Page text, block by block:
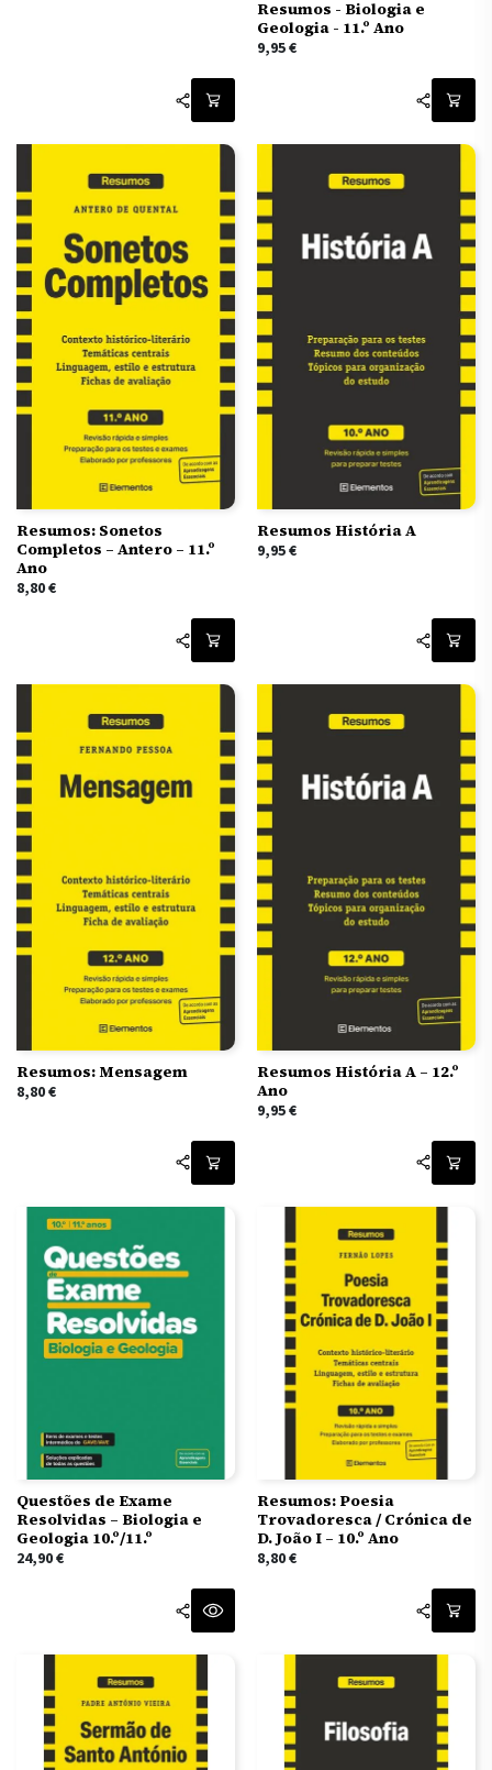
Resumos - Biologia e
Geologia - 11.º Ano
9,95€
Resumos: Sonetos
Completos – Antero – 11.º
Ano
8,80€
Resumos História A
9,95€
Resumos: Mensagem
8,80€
Resumos História A – 12.º
Ano
9,95€
Questões de Exame
Resolvidas – Biologia e
Geologia 10.º/11.º
24,90€
Resumos: Poesia
Trovadoresca / Crónica de
D. João I – 10.º Ano
8,80€